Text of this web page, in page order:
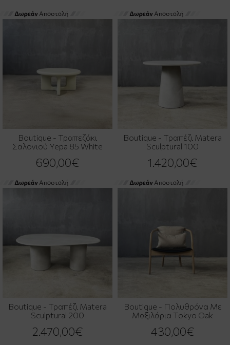
Boutique - Τραπεζάκι
Σαλονιού Yepa 85 White
690,00€
Boutique - Τραπέζι Matera
Sculptural 100
1.420,00€
Boutique - Τραπέζι Matera
Sculptural 200
2.470,00€
Boutique - Πολυθρόνα Με
Μαξιλάρια Tokyo Oak
430,00€